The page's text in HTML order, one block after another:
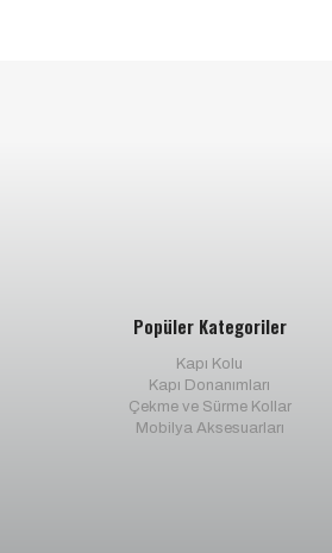
Popüler Kategoriler
Kapı Kolu
Kapı Donanımları
Çekme ve Sürme Kollar
Mobilya Aksesuarları